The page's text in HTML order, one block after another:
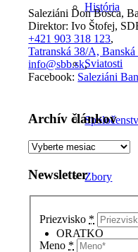
História
Sviatosti
Zbory
ORATKO
Saleziáni Don Bosca,
Direktor: Ivo Štofej,
+421 903 318 123,
Tatranská 38/A,
info@sbb.sk,
Facebook: Saleziáni
Archív článkov
Archív
Newsletter
Priezvisko *
Meno *